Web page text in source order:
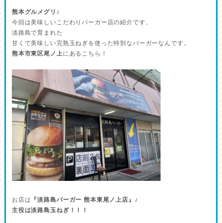
熊本グルメグリ♪
今回は美味しいこだわりバーガー店の紹介です。
淡路島で育まれた
甘くて美味しい完熟玉ねぎを使った特別なバーガーなんです。
熊本市東区尾ノ上にあるこちら！
お店は 『淡路島バーガー 熊本東尾ノ上店』 ♪
主役は淡路島玉ねぎ！！！